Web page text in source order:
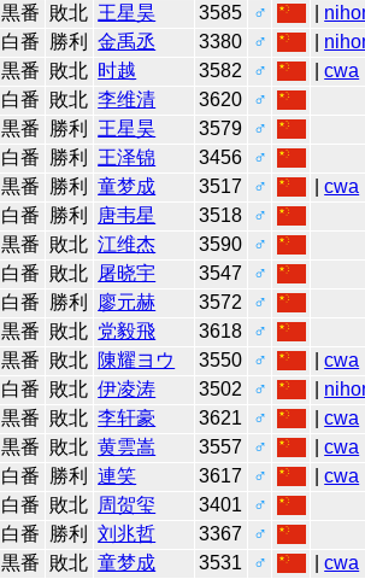
黒番 敗北 王星昊 3585 ♂
白番 勝利 金禹丞 3380 ♂
黒番 敗北 时越 3582 ♂ |cwa
白番 敗北 李维清 3620
♂
黒番 勝利 王星昊 3579
♂
白番 勝利 王泽锦 3456
♂
黒番 勝利 童梦成 3517 ♂ |cwa
白番 勝利 唐韦星 3518
♂
黒番 敗北 江维杰 3590
♂
白番 敗北 屠晓宇 3547
♂
白番 勝利 廖元赫 3572
♂
黒番 敗北 党毅飛 3618
♂
黒番 敗北 陳耀ヨウ 3550 ♂ |cwa
白番 敗北 伊凌涛 3502 ♂
黒番 敗北 李轩豪 3621 ♂ |cwa
黒番 敗北 黄雲嵩 3557 ♂ |cwa
白番 勝利 連笑 3617 ♂ |cwa
白番 敗北 周贺玺 3401
♂
白番 勝利 刘兆哲 3367
♂
黒番 敗北 童梦成 3531 ♂ |cwa